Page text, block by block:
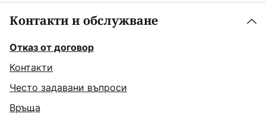
Контакти и обслужване
Отказ от договор
Контакти
Често задавани въпроси
Връща